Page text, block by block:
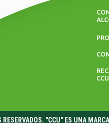
"CCU" ES UNA